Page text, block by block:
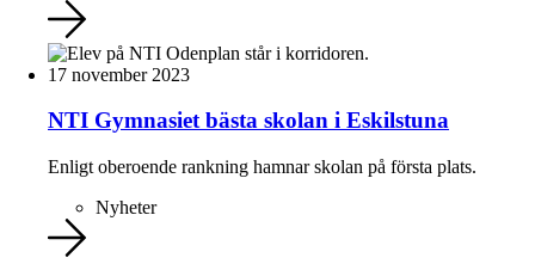
17 november 2023
NTI Gymnasiet bästa skolan i Eskilstuna
Enligt oberoende rankning hamnar skolan på första plats.
Nyheter